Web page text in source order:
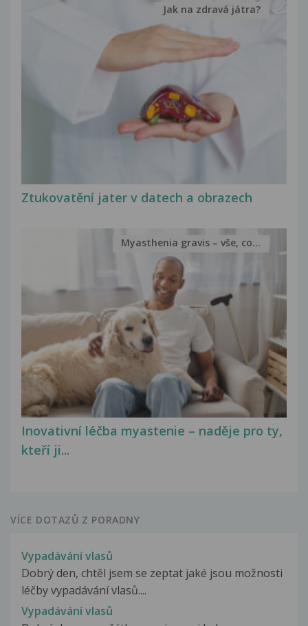
Ztukovatění jater v datech a obrazech
Jak na zdravá játra?
Inovativní léčba myastenie – naděje pro ty,
kteří ji...
Myasthenia gravis – vše, co...
VÍCE DOTAZŮ Z PORADNY
Vypadávání vlasů
Dobrý den, chtěl jsem se zeptat jaké jsou možnosti
léčby vypadávání vlasů....
Vypadávání vlasů